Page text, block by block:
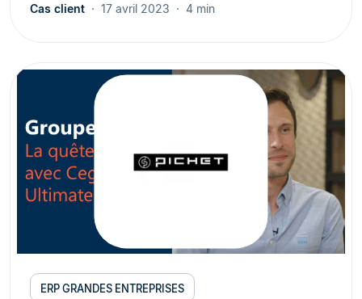
Cas client 17 avril 2023 4 min
ERP GRANDES ENTREPRISES